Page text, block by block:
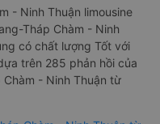
- Ninh Thuận limousine
Tháp Chàm - Ninh
có chất lượng Tốt với
trên 285 phản hồi của
Chàm - Ninh Thuận từ